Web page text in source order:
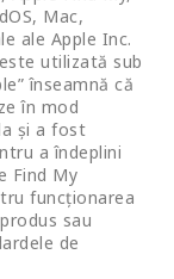
Mac,
ale Apple Inc.
utilizată sub
înseamnă că
în mod
și a fost
a îndeplini
Find My
funcționarea
sau
de